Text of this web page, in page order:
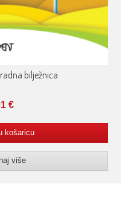
bilježnica
€
košaricu
više